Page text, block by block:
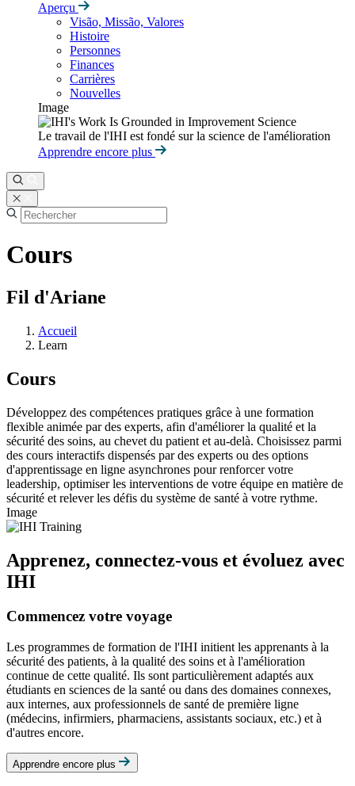
Aperçu
Visão, Missão, Valores
Histoire
Personnes
Finances
Carrières
Nouvelles
Image
Le travail de l'IHI est fondé sur la science de l'amélioration
Apprendre encore plus
Cours
Fil d'Ariane
Accueil
Learn
Cours
Développez des compétences pratiques grâce à une formation
flexible animée par des experts, afin d'améliorer la qualité et la
sécurité des soins, au chevet du patient et au-delà. Choisissez parmi
des cours interactifs dispensés par des experts ou des options
d'apprentissage en ligne asynchrones pour renforcer votre
leadership, optimiser les interventions de votre équipe en matière de
sécurité et relever les défis du système de santé à votre rythme.
Image
Apprenez, connectez-vous et évoluez avec
IHI
Commencez votre voyage
Les programmes de formation de l'IHI initient les apprenants à la
sécurité des patients, à la qualité des soins et à l'amélioration
continue de cette qualité. Ils sont particulièrement adaptés aux
étudiants en sciences de la santé ou dans des domaines connexes,
aux internes, aux professionnels de santé de première ligne
(médecins, infirmiers, pharmaciens, assistants sociaux, etc.) et à
d'autres encore.
Apprendre encore plus